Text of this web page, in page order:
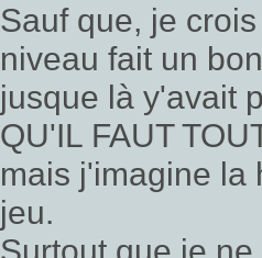
Sauf que, je
niveau fait un
jusque là y'avait
QU'IL FAUT
mais j'imagine la
jeu.
Surtout que je